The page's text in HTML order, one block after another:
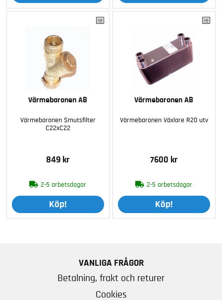
Värmebaronen AB
Värmebaronen Smutsfilter
C22xC22
849 kr
2-5 arbetsdagar
Köp!
Värmebaronen AB
Värmebaronen Växlare R20 utv
7600 kr
2-5 arbetsdagar
Köp!
VANLIGA FRÅGOR
Betalning, frakt och returer
Cookies